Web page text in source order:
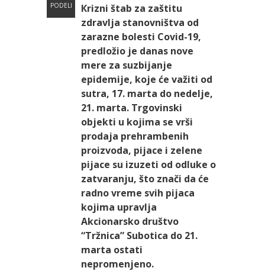
PODELI
Кrizni štab za zaštitu
zdravlja stanovništva od
zarazne bolesti Covid-19,
predložio je danas nove
mere za suzbijanje
epidemije, koje će važiti od
sutra, 17. marta do nedelje,
21. marta. Trgovinski
objekti u kojima se vrši
prodaja prehrambenih
proizvoda, pijace i zelene
pijace su izuzeti od odluke o
zatvaranju, što znači da će
radno vreme svih pijaca
kojima upravlja
Akcionarsko društvo
“Tržnica” Subotica do 21.
marta ostati
nepromenjeno.